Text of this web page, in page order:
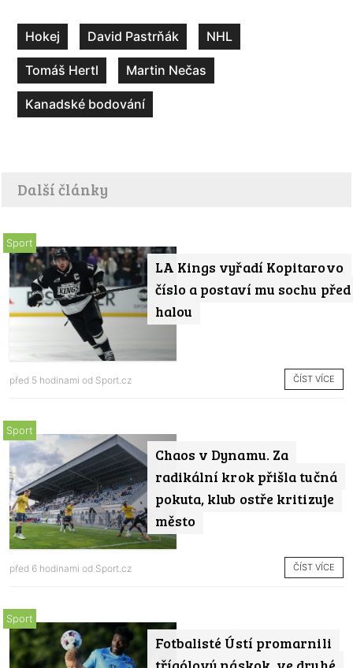
Hokej David Pastrňák NHL
Tomáš Hertl Martin Nečas
Kanadské bodování
Další články
LA Kings vyřadí Kopitarovo
číslo a postaví mu sochu před
halou
Sport
před 5 hodinami od Sport.cz ČÍST VÍCE
Chaos v Dynamu. Za
radikální krok přišla tučná
pokuta, klub ostře kritizuje
město
Sport
před 6 hodinami od Sport.cz ČÍST VÍCE
Fotbalisté Ústí promarnili
Sport